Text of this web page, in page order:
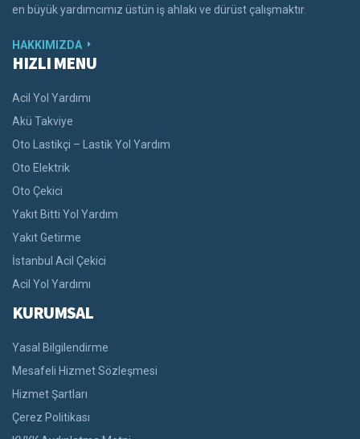
en büyük yardımcımız üstün iş ahlakı ve dürüst çalışmaktır.
HAKKIMIZDA
HIZLI MENU
Acil Yol Yardımı
Akü Takviye
Oto Lastikçi – Lastik Yol Yardım
Oto Elektrik
Oto Çekici
Yakıt Bitti Yol Yardım
Yakıt Getirme
İstanbul Acil Çekici
Acil Yol Yardımı
KURUMSAL
Yasal Bilgilendirme
Mesafeli Hizmet Sözleşmesi
Hizmet Şartları
Çerez Politikası